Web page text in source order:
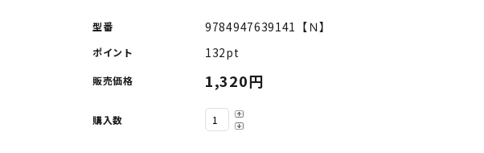
型番 9784947639141【Ｎ】
ポイント 132pt
販売価格 1,320円
購入数